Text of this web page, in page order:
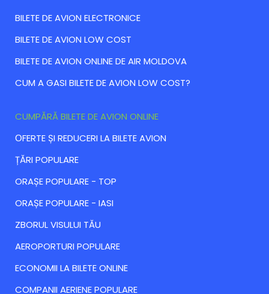
BILETE DE AVION ELECTRONICE
BILETE DE AVION LOW COST
BILETE DE AVION ONLINE DE AIR MOLDOVA
CUM A GASI BILETE DE AVION LOW COST?
CUMPĂRĂ BILETE DE AVION ONLINE
ОFERTE ȘI REDUCERI LA BILETE AVION
ȚĂRI POPULARE
ORAȘE POPULARE - TOP
ORAȘE POPULARE - IASI
ZBORUL VISULUI TĂU
AEROPORTURI POPULARE
ECONOMII LA BILETE ONLINE
COMPANII AERIENE POPULARE